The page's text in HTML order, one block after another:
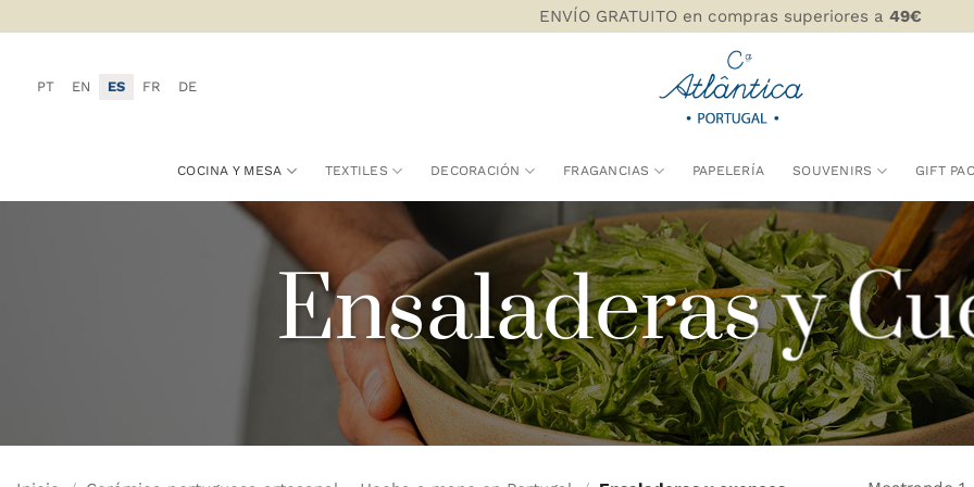
al
ENVÍO GRATUITO en compras superiores a 49€
PT EN ES FR DE
COCINA Y MESA TEXTILES DECORACIÓN FRAGANCIAS PAPELERÍA SOUVENIRS GIFT
Ensaladeras y